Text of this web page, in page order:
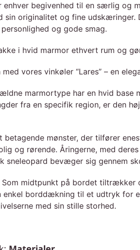
begivenhed til en særlig og
originalitet og fine udskæringer.
og gode smag.
i hvid marmor ethvert rum og
vores vinkøler “Lares” – en
marmortype har en hvid base
fra en specifik region, er den
mønster, der tilfører
og rørende. Åringerne, med
bevæger sig gennem
midtpunkt på bordet
borddækning til et udtryk for
med sin stille storhed.